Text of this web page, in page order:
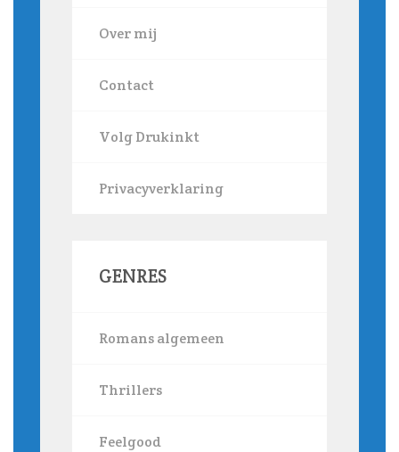
Over mij
Contact
Volg Drukinkt
Privacyverklaring
GENRES
Romans algemeen
Thrillers
Feelgood